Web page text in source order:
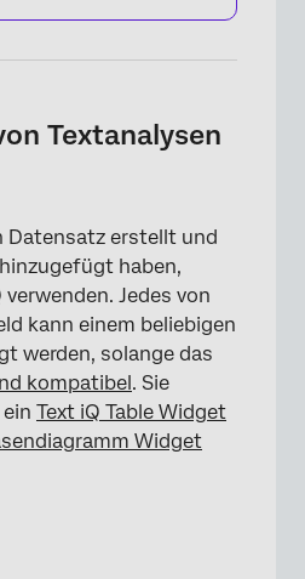
Textanalysen
Datensatz erstellt und
haben,
verwenden. Jedes von
kann einem beliebigen
werden, solange das
kompatibel. Sie
Text iQ Table Widget
Widget